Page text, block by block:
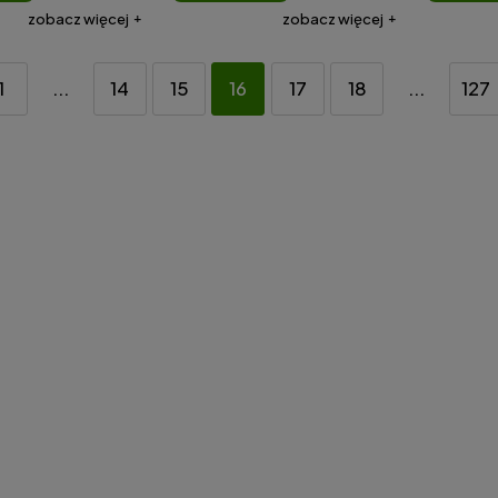
zobacz więcej zobacz więcej
... 14 15 16 17 18 ... 127